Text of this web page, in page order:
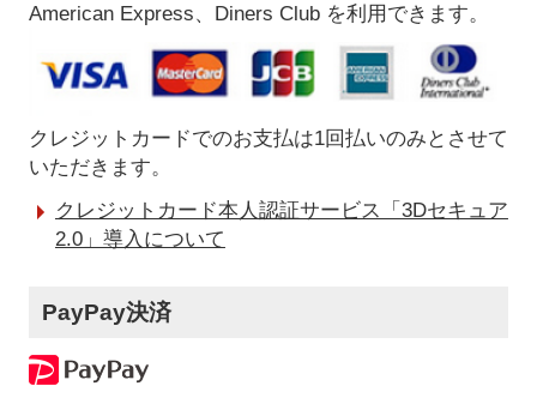
American Express、Diners Club を利用できます。
クレジットカードでのお支払は1回払いのみとさせて
いただきます。
クレジットカード本人認証サービス「3Dセキュア
2.0」導入について
PayPay決済